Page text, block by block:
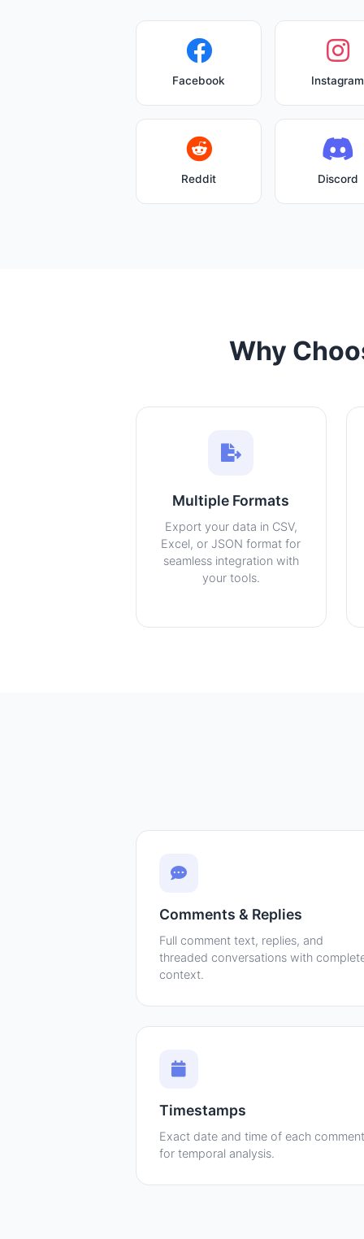
Facebook Instagram
Reddit Discord
Why
Multiple Formats
Export your data in CSV,
Excel, or JSON format for
seamless integration with
your tools.
Comments & Replies
Full comment text, replies, and
threaded conversations with
context.
Timestamps
Exact date and time of each comment
for temporal analysis.